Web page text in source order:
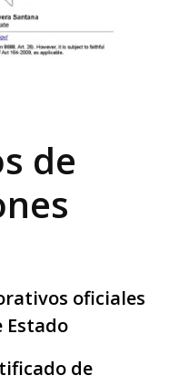
de
oficiales
Estado
de